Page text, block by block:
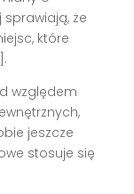
że
które
względem
jeszcze
stosuje się